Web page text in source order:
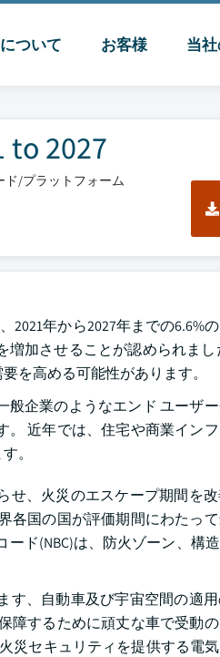
ついて お客様 当
2027
ド/プラットフォーム
年から2027年までの6.6%
加させることが認められま
を高める可能性があります。
企業のようなエンド ユーザ
近年では、住宅や商業インフ
。
、火災のエスケープ期間を
各国の国が評価期間にわたっ
ド(NBC)は、防火ゾーン、構
、自動車及び宇宙空間の適
障するために頑丈な車で受動
災セキュリティを提供する電